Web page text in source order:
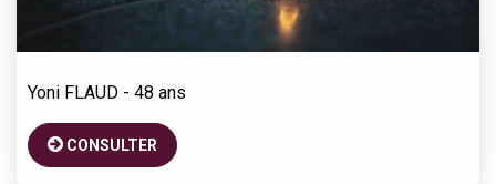
Yoni FLAUD - 48 ans
CONSULTER